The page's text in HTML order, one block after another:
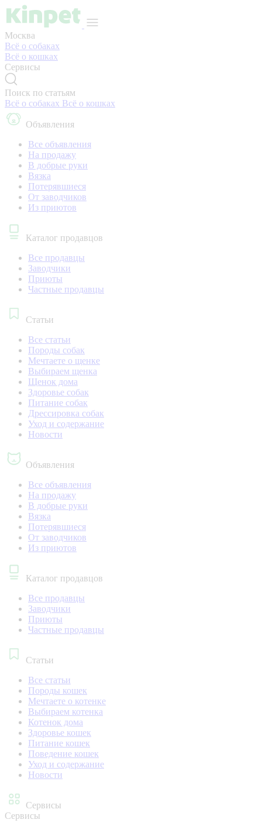
Москва
Всё о собаках
Всё о кошках
Сервисы
Поиск по статьям
Всё о собаках Всё о кошках
Объявления
Все объявления
На продажу
В добрые руки
Вязка
Потерявшиеся
От заводчиков
Из приютов
Каталог продавцов
Все продавцы
Заводчики
Приюты
Частные продавцы
Статьи
Все статьи
Породы собак
Мечтаете о щенке
Выбираем щенка
Щенок дома
Здоровье собак
Питание собак
Дрессировка собак
Уход и содержание
Новости
Объявления
Все объявления
На продажу
В добрые руки
Вязка
Потерявшиеся
От заводчиков
Из приютов
Каталог продавцов
Все продавцы
Заводчики
Приюты
Частные продавцы
Статьи
Все статьи
Породы кошек
Мечтаете о котенке
Выбираем котенка
Котенок дома
Здоровье кошек
Питание кошек
Поведение кошек
Уход и содержание
Новости
Сервисы
Сервисы